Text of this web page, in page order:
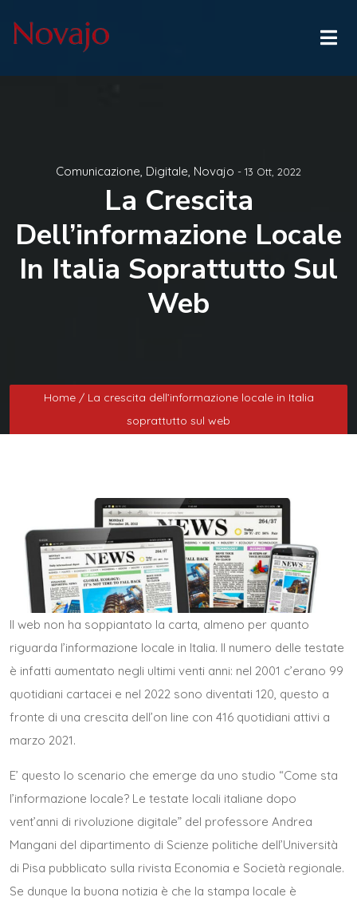
Comunicazione, Digitale, Novajo - 13 Ott, 2022
La Crescita
Dell’informazione Locale
In Italia Soprattutto Sul
Web
Home / La crescita dell’informazione locale in Italia
soprattutto sul web
Il web non ha soppiantato la carta, almeno per quanto
riguarda l’informazione locale in Italia. Il numero delle testate
è infatti aumentato negli ultimi venti anni: nel 2001 c’erano 99
quotidiani cartacei e nel 2022 sono diventati 120, questo a
fronte di una crescita dell’on line con 416 quotidiani attivi a
marzo 2021.
E’ questo lo scenario che emerge da uno studio “Come sta
l’informazione locale? Le testate locali italiane dopo
vent’anni di rivoluzione digitale” del professore Andrea
Mangani del dipartimento di Scienze politiche dell’Università
di Pisa pubblicato sulla rivista Economia e Società regionale.
Se dunque la buona notizia è che la stampa locale è